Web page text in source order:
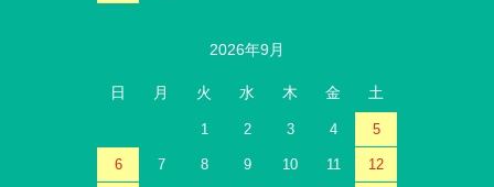
2026年9月
日 月 火 水 木 金 土
1 2 3 4 5
6 7 8 9 10 11 12